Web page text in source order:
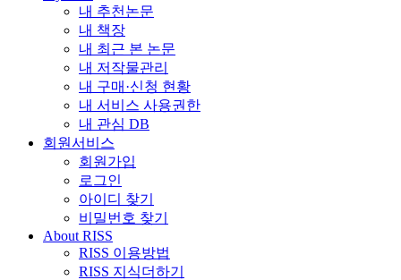
내 추천논문
내 책장
내 최근 본 논문
내 저작물관리
내 구매·신청 현황
내 서비스 사용권한
내 관심 DB
회원서비스
회원가입
로그인
아이디 찾기
비밀번호 찾기
About RISS
RISS 이용방법
RISS 지식더하기